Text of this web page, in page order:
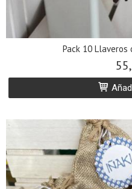
Pack 10 Llaveros